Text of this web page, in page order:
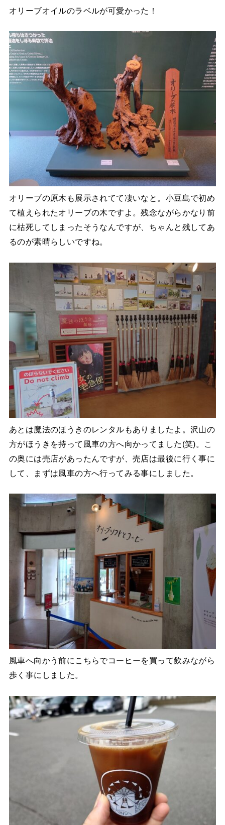
オリーブオイルのラベルが可愛かった！
オリーブの原木も展示されてて凄いなと。小豆島で初め
て植えられたオリーブの木ですよ。残念ながらかなり前
に枯死してしまったそうなんですが、ちゃんと残してあ
るのが素晴らしいですね。
あとは魔法のほうきのレンタルもありましたよ。沢山の
方がほうきを持って風車の方へ向かってました(笑)。こ
の奥には売店があったんですが、売店は最後に行く事に
して、まずは風車の方へ行ってみる事にしました。
風車へ向かう前にこちらでコーヒーを買って飲みながら
歩く事にしました。